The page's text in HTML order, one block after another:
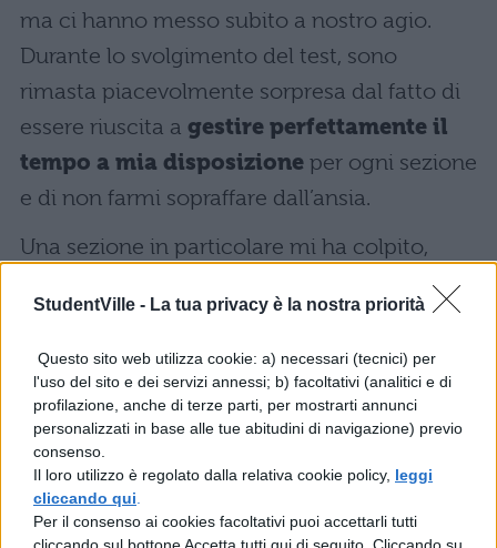
StudentVille - La tua privacy è la nostra priorità
Questo sito web utilizza cookie: a) necessari (tecnici) per
l'uso del sito e dei servizi annessi; b) facoltativi (analitici e di
profilazione, anche di terze parti, per mostrarti annunci
personalizzati in base alle tue abitudini di navigazione) previo
consenso.
Il loro utilizzo è regolato dalla relativa cookie policy, leggi
cliccando qui
Per il consenso ai cookies facoltativi puoi accettarli tutti
cliccando sul bottone Accetta tutti qui di seguito. Cliccando su
ma ci hanno messo subito a nostro agio.
Durante lo svolgimento del test, sono
rimasta piacevolmente sorpresa dal fatto di
essere riuscita a gestire perfettamente il
tempo a mia disposizione per ogni sezione
e di non farmi sopraffare dall’ansia.
Una sezione in particolare mi ha colpito,
quella di chimica e fisica, nella quale non ha
avuto bisogno di alcuna formula. Si trattava
di domande molto specifiche per le quali è
necessaria una vasta rete di argomenti.
Consiglieresti ArtQuiz ad un tuo
amico è perché?
Assolutamente sì, consiglierei ArtQuiz Pro,